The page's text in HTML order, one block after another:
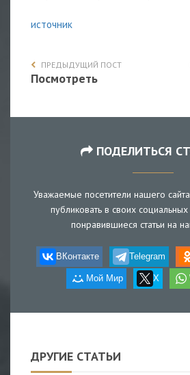
источник
ПРЕДЫДУЩИЙ ПОСТ
Посмотреть
ПОДЕЛИТЬСЯ
Уважаемые посетители нашего
публиковать в своих социальных
понравившиеся статьи на
ВКонтакте Telegram
Мой Мир X
ДРУГИЕ СТАТЬИ